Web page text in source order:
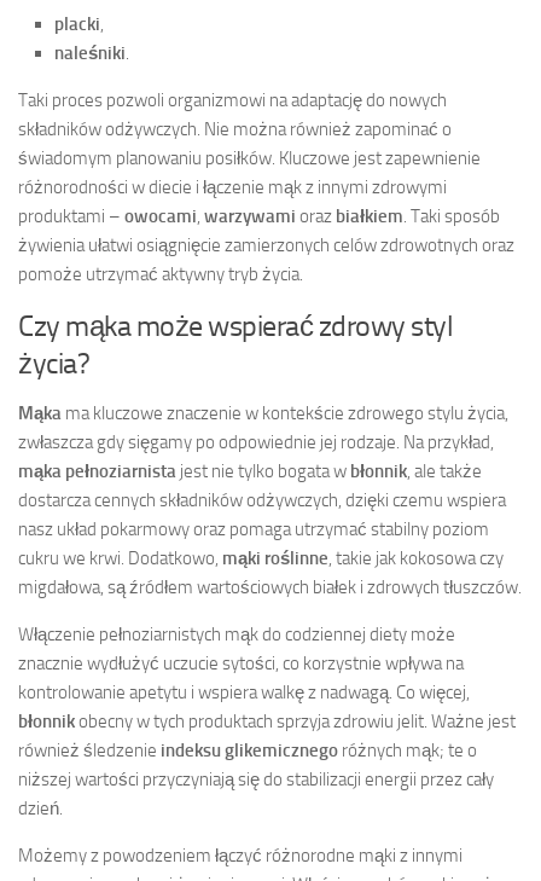
placki,
naleśniki.
Taki proces pozwoli organizmowi na adaptację do nowych
składników odżywczych. Nie można również zapominać o
świadomym planowaniu posiłków. Kluczowe jest zapewnienie
różnorodności w diecie i łączenie mąk z innymi zdrowymi
produktami – owocami, warzywami oraz białkiem. Taki sposób
żywienia ułatwi osiągnięcie zamierzonych celów zdrowotnych oraz
pomoże utrzymać aktywny tryb życia.
Czy mąka może wspierać zdrowy styl
życia?
Mąka ma kluczowe znaczenie w kontekście zdrowego stylu życia,
zwłaszcza gdy sięgamy po odpowiednie jej rodzaje. Na przykład,
mąka pełnoziarnista jest nie tylko bogata w błonnik, ale także
dostarcza cennych składników odżywczych, dzięki czemu wspiera
nasz układ pokarmowy oraz pomaga utrzymać stabilny poziom
cukru we krwi. Dodatkowo, mąki roślinne, takie jak kokosowa czy
migdałowa, są źródłem wartościowych białek i zdrowych tłuszczów.
Włączenie pełnoziarnistych mąk do codziennej diety może
znacznie wydłużyć uczucie sytości, co korzystnie wpływa na
kontrolowanie apetytu i wspiera walkę z nadwagą. Co więcej,
błonnikobecny w tych produktach sprzyja zdrowiu jelit. Ważne jest
również śledzenie indeksu glikemicznego różnych mąk; te o
niższej wartości przyczyniają się do stabilizacji energii przez cały
dzień.
Możemy z powodzeniem łączyć różnorodne mąki z innymi